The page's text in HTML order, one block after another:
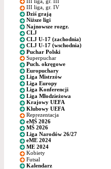
III liga, gr. IV
Dziś grają
Niższe ligi
Najnowsze rozgr.
CLJ
CLJ U-17 (zachodnia)
CLJ U-17 (wschodnia)
Puchar Polski
Superpuchar
Puch. okręgowe
Europuchary
Liga Mistrzów
Liga Europy
Liga Konferencji
Liga Młodzieżowa
Krajowy UEFA
Klubowy UEFA
Reprezentacja
eMŚ 2026
MŚ 2026
Liga Narodów 26/27
eME 2024
ME 2024
Kobiety
Futsal
Kalendarz